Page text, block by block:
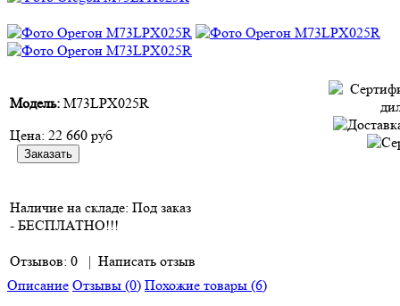
Модель: M73LPX025R
Цена: 22 660 руб
Наличие на складе: Под заказ
- БЕСПЛАТНО!!!
Отзывов: 0 | Написать отзыв
Описание Отзывы (0) Похожие товары (6)